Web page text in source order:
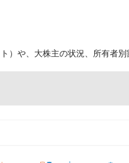
）や、大株主の状況、所有者